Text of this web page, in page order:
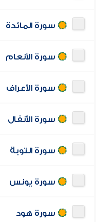
سورة المائدة
سورة الأنعام
سورة الأعراف
سورة الأنفال
سورة التوبة
سورة يونس
سورة هود